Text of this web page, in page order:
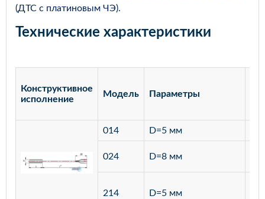
(ДТС с платиновым ЧЭ).
Технические характеристики
Конструктивное
исполнение
Модель Параметры
014 D=5 мм
024 D=8 мм
214 D=5 мм